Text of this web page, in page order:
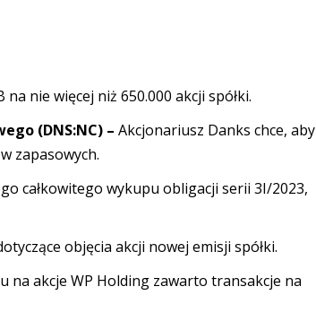
na nie więcej niż 650.000 akcji spółki.
(DNS:NC) –Akcjonariusz Danks chce, aby
zapasowych.
całkowitego wykupu obligacji serii 3I/2023,
objęcia akcji nowej emisji spółki.
na akcje WP Holding zawarto transakcje na